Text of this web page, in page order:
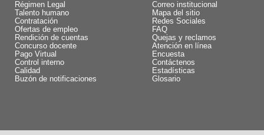
Régimen Legal
Talento humano
Contratación
Ofertas de empleo
Rendición de cuentas
Concurso docente
Pago Virtual
Control interno
Calidad
Buzón de notificaciones
Correo institucional
Mapa del sitio
Redes Sociales
FAQ
Quejas y reclamos
Atención en línea
Encuesta
Contáctenos
Estadísticas
Glosario